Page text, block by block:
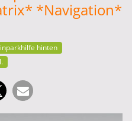
*Navigation*
hinten